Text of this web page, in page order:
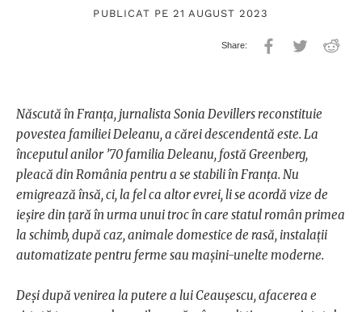
PUBLICAT PE 21 AUGUST 2023
Născută în Franța, jurnalista Sonia Devillers reconstituie
povestea familiei Deleanu, a cărei descendentă este. La
începutul anilor ’70 familia Deleanu, fostă Greenberg,
pleacă din România pentru a se stabili în Franța. Nu
emigrează însă, ci, la fel ca altor evrei, li se acordă vize de
ieșire din țară în urma unui troc în care statul român primea
la schimb, după caz, animale domestice de rasă, instalații
automatizate pentru ferme sau mașini-unelte moderne.
Deși după venirea la putere a lui Ceaușescu, afacerea e